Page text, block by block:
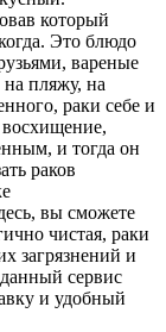
который
Это блюдо
вареные
на пляжу, на
раки себе и
и тогда он
раков
вы сможете
чистая, раки
загрязнений и
сервис
и удобный